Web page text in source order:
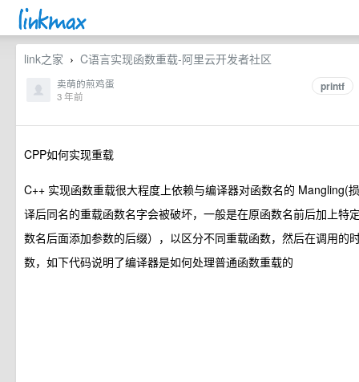
link之家 › C语言实现函数重载-阿里云开发者社区
printf
卖萌的煎鸡蛋
3 年前
CPP如何实现重载
C++ 实现函数重载很大程度上依赖与编译器对函数名的 Mangling(
译后同名的重载函数名字会被破坏，一般是在原函数名前后加上特
数名后面添加参数的后缀），以区分不同重载函数，然后在调用的
数，如下代码说明了编译器是如何处理普通函数重载的